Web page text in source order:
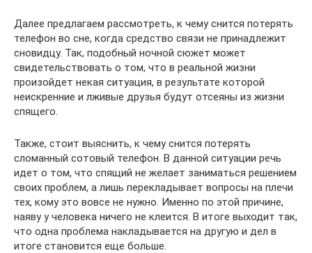
Далее предлагаем рассмотреть, к чему снится потерять
телефон во сне, когда средство связи не принадлежит
сновидцу. Так, подобный ночной сюжет может
свидетельствовать о том, что в реальной жизни
произойдет некая ситуация, в результате которой
неискренние и лживые друзья будут отсеяны из жизни
спящего.
Также, стоит выяснить, к чему снится потерять
сломанный сотовый телефон. В данной ситуации речь
идет о том, что спящий не желает заниматься решением
своих проблем, а лишь перекладывает вопросы на плечи
тех, кому это вовсе не нужно. Именно по этой причине,
наяву у человека ничего не клеится. В итоге выходит так,
что одна проблема накладывается на другую и дел в
итоге становится еще больше.